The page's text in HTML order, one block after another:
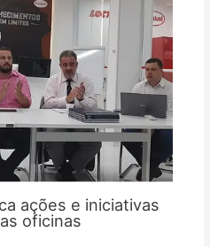
ações e iniciativas
oficinas